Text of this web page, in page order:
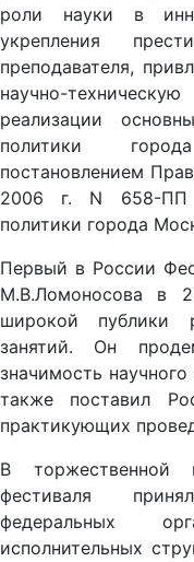
роли науки в
укрепления
преподавателя,
научно-
реализации
политики
постановлением
2006 г. N 658-ПП
политики города
Первый в России
М.В.Ломоносова в
широкой публики
занятий. Он
значимость
также поставил
практикующих
В торжественной
фестиваля
федеральных
исполнительных